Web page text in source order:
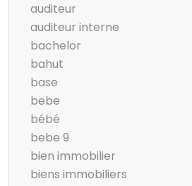
auditeur
auditeur interne
bachelor
bahut
base
bebe
bébé
bebe 9
bien immobilier
biens immobiliers